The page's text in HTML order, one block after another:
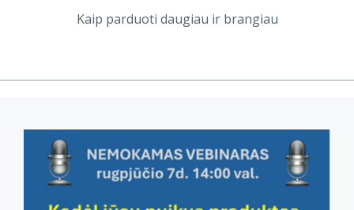
Kaip parduoti daugiau ir brangiau